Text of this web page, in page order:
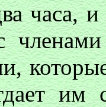
часа,
с
им